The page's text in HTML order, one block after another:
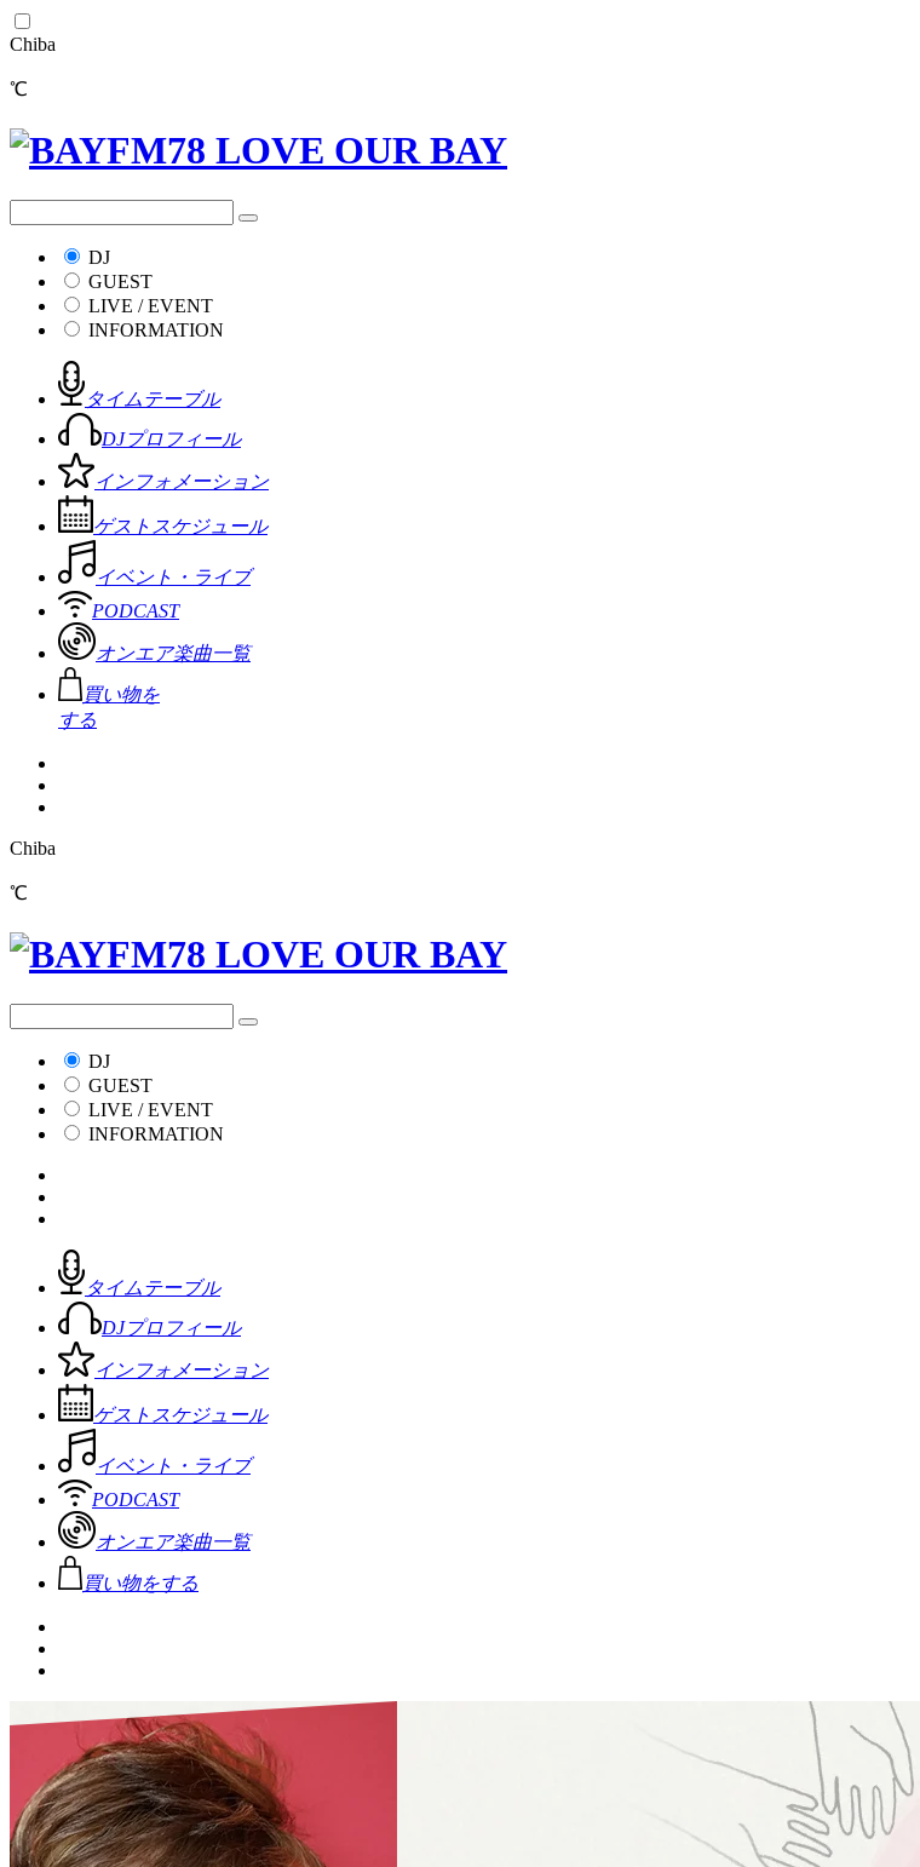
Chiba
℃
DJ
GUEST
LIVE / EVENT
INFORMATION
タイムテーブル
DJプロフィール
インフォメーション
ゲストスケジュール
イベント・ライブ
PODCAST
オンエア楽曲一覧
買い物を
する
Chiba
℃
DJ
GUEST
LIVE / EVENT
INFORMATION
タイムテーブル
DJプロフィール
インフォメーション
ゲストスケジュール
イベント・ライブ
PODCAST
オンエア楽曲一覧
買い物をする